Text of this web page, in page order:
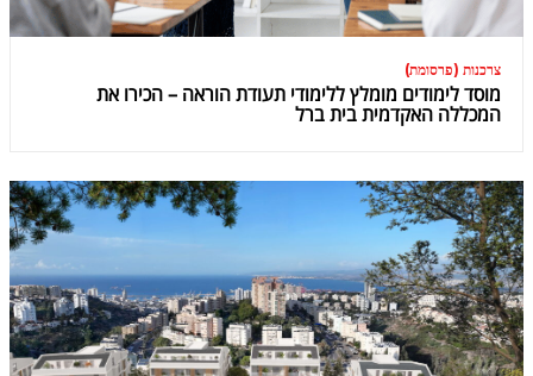
צרכנות (פרסומת)
מוסד לימודים מומלץ ללימודי תעודת הוראה – הכירו את
המכללה האקדמית בית ברל